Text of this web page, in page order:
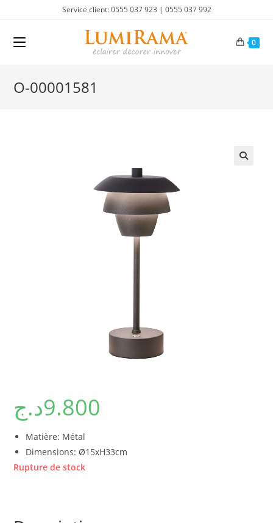
content
Service client: 0555 037 923 | 0555 037 992
0
O-00001581
9.800د.ج
Matière: Métal
Dimensions: Ø15xH33cm
Rupture de stock